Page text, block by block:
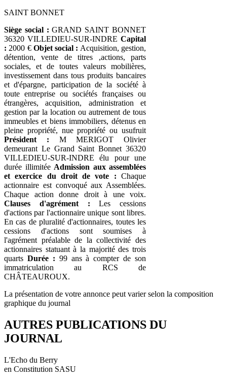
SAINT BONNET
Siège social : GRAND SAINT BONNET
36320 VILLEDIEU-SUR-INDRE Capital
: 2000 € Objet social : Acquisition, gestion,
détention, vente de titres ,actions, parts
sociales, et de toutes valeurs mobilières,
investissement dans tous produits bancaires
et d'épargne, participation de la société à
toute entreprise ou sociétés françaises ou
étrangères, acquisition, administration et
gestion par la location ou autrement de tous
immeubles et biens immobiliers, détenus en
pleine propriété, nue propriété ou usufruit
Président : M MERIGOT Olivier
demeurant Le Grand Saint Bonnet 36320
VILLEDIEU-SUR-INDRE élu pour une
durée illimitée Admission aux assemblées
et exercice du droit de vote : Chaque
actionnaire est convoqué aux Assemblées.
Chaque action donne droit à une voix.
Clauses d'agrément : Les cessions
d'actions par l'actionnaire unique sont libres.
En cas de pluralité d'actionnaires, toutes les
cessions d'actions sont soumises à
l'agrément préalable de la collectivité des
actionnaires statuant à la majorité des trois
quarts Durée : 99 ans à compter de son
immatriculation au RCS de
CHÂTEAUROUX.
La présentation de votre annonce peut varier selon la composition
graphique du journal
AUTRES PUBLICATIONS DU
JOURNAL
L'Echo du Berry
en Constitution SASU